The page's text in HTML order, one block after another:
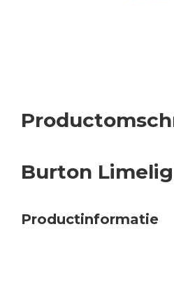
Burton
Productinformatie